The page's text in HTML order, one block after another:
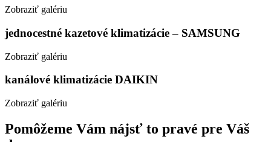
Zobraziť galériu
jednocestné kazetové klimatizácie – SAMSUNG
Zobraziť galériu
kanálové klimatizácie DAIKIN
Zobraziť galériu
Pomôžeme Vám nájsť to pravé pre Váš